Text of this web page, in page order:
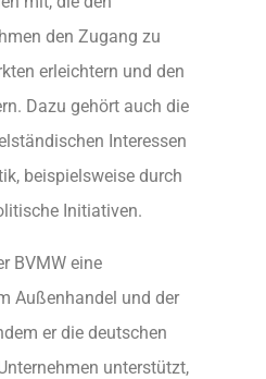
den Zugang zu
erleichtern und den
Dazu gehört auch die
Interessen
beispielsweise durch
Initiativen.
BVMW eine
Außenhandel und der
er die deutschen
unterstützt,